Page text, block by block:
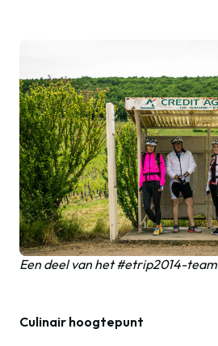
Een deel van het #etrip2014-team
Culinair hoogtepunt